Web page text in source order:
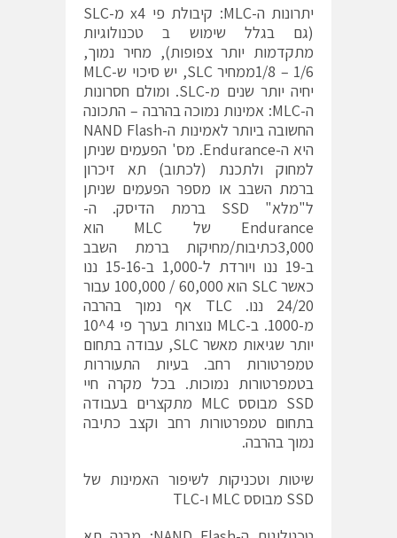
יתרונות ה-MLC: קיבולת פי x4 מ-SLC
(גם בגלל שימוש ב טכנולוגיות
מתקדמות יותר צפופות), מחיר נמוך,
1/6 – 1/8ממחיר SLC, יש סיכוי ש-MLC
יחיה יותר שנים מ-SLC. ומולם חסרונות
ה-MLC: אמינות נמוכה בהרבה – התכונה
החשובה ביותר לאמינות ה-NAND Flash
היא ה-Endurance. מס' הפעמים שניתן
למחוק ולתכנת (לכתוב) תא זיכרון
ברמת השבב או מספר הפעמים שניתן
ל"מלא" SSD ברמת הדיסק. ה-
Endurance של MLC הוא
3,000כתיבות/מחיקות ברמת השבב
ב-19 ננו ויורדת ל-1,000 ב-15-16 ננו
כאשר SLC הוא 60,000 / 100,000 עבור
24/20 ננו. TLC אף נמוך בהרבה
מ-1000. ב-MLC נוצרות בערך פי 4^10
יותר שגיאות מאשר SLC, עבודה בתחום
טמפרטורות רחב. בעיות התעוררות
בטמפרטורות נמוכות. בכל מקרה חיי
SSD מבוסס MLC מתקצרים בעבודה
בתחום טמפרטורות רחב וקצב כתיבה
נמוך בהרבה.
שיטות וטכניקות לשיפור האמינות של
SSD מבוסס MLC ו-TLC